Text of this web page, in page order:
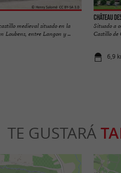
medieval situado en la
Loubens, entre Langon y ...
Château
Situado a
Castillo de
6,9
TE GUSTARÁ